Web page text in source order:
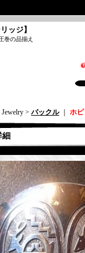
ッジ】
巻の品揃え
Jewelry > バックル｜ ホ
細